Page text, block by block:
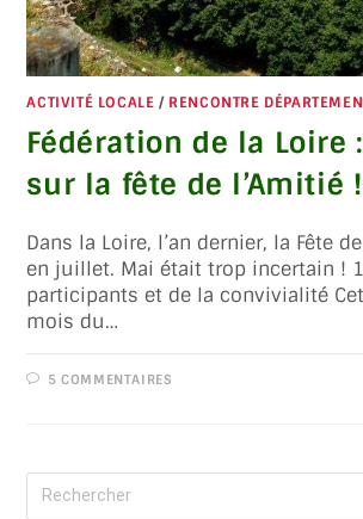
ACTIVITÉ LOCALE / RENCONTRE
Fédération de la Loire
sur la fête de l’Amitié !
Dans la Loire, l’an dernier, la Fête
en juillet. Mai était trop incertain !
participants et de la convivialité
mois du…
5 COMMENTAIRES